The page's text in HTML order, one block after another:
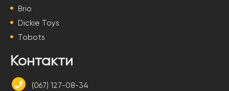
Brio
Dickie Toys
Tobots
Контакти
(067) 127-08-34